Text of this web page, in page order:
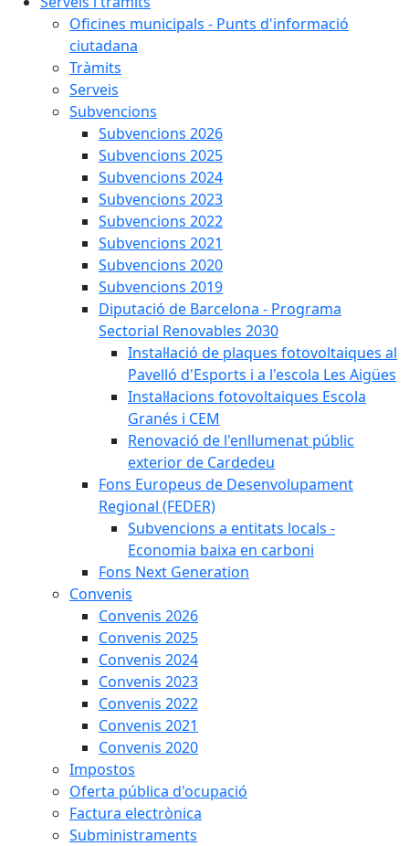
Oficines municipals - Punts d'informació
ciutadana
Tràmits
Serveis
Subvencions
Subvencions 2026
Subvencions 2025
Subvencions 2024
Subvencions 2023
Subvencions 2022
Subvencions 2021
Subvencions 2020
Subvencions 2019
Diputació de Barcelona - Programa
Sectorial Renovables 2030
Instal·lació de plaques fotovoltaiques al
Pavelló d'Esports i a l'escola Les Aigües
Instal·lacions fotovoltaiques Escola
Granés i CEM
Renovació de l'enllumenat públic
exterior de Cardedeu
Fons Europeus de Desenvolupament
Regional (FEDER)
Subvencions a entitats locals -
Economia baixa en carboni
Fons Next Generation
Convenis
Convenis 2026
Convenis 2025
Convenis 2024
Convenis 2023
Convenis 2022
Convenis 2021
Convenis 2020
Impostos
Oferta pública d'ocupació
Factura electrònica
Subministraments